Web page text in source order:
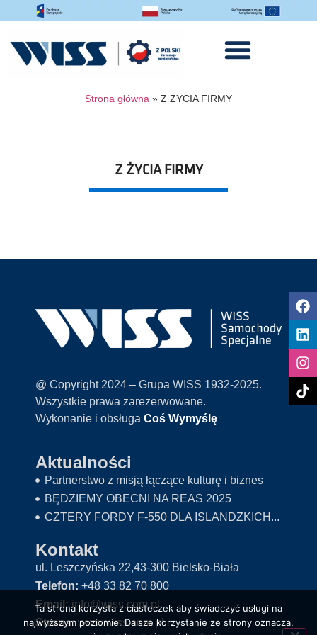
Strona główna » Z ŻYCIA FIRMY
Z ŻYCIA FIRMY
@ Copyright 2024 – Grupa WISS 1932-2025.
Wszystkie prawa zarezerwowane.
Wykonanie i obsługa Coś Wymyślę
Aktualności
Partnerstwo z misją łączące kulturę i biznes
BĘDZIEMY OBECNI NA REAS 2025
CZTERY FORDY F-550 DLA ISLANDZKICH...
Kontakt
ul. Leszczyńska 22,43-300 Bielsko-Biała
Telefon: +48 33 82 70 800
Email:info@wiss.com.pl
Strona:www.wiss.com.pl
Ta strona korzysta z ciasteczek aby świadczyć usługi na
najwyższym poziomie. Dalsze korzystanie ze strony oznacza,